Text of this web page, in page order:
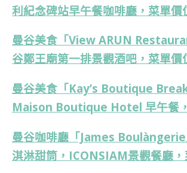
利紀念碑站早午餐咖啡廳，菜單價
曼谷美食「View ARUN
谷鄭王廟第一排景觀酒吧，菜單價
曼谷美食「Kay’s Boutique
Maison Boutique Hotel 早午餐
曼谷咖啡廳「James
淇淋甜筒，ICONSIAM景觀餐廳